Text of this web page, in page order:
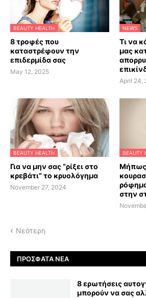
BEAUTY HEALTH
8 τροφές που
καταστρέφουν την
επιδερμίδα σας
May 12, 2025
NEWS
Τι να
μας
April 24,
BEAUTY HEALTH
Για να μην σας “ρίξει στο
κρεβάτι” το κρυολόγημα
November 27, 2024
BEAUTY
Μήπως
στην
Νεότερη
ΠΡΌΣΦΑΤΑ ΝΈΑ
8 ερωτήσεις
μπορούν να σας